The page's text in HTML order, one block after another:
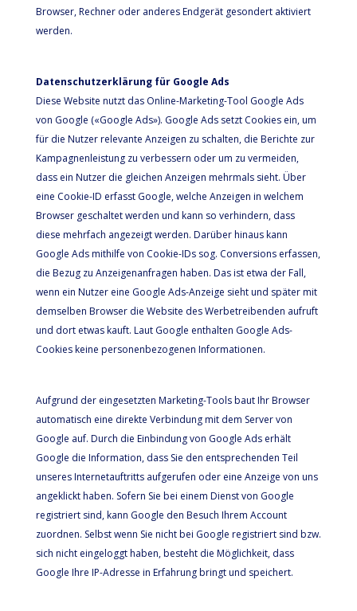
Browser, Rechner oder anderes Endgerät gesondert aktiviert
werden.
Datenschutzerklärung für Google Ads
Diese Website nutzt das Online-Marketing-Tool Google Ads
von Google («Google Ads»). Google Ads setzt Cookies ein, um
für die Nutzer relevante Anzeigen zu schalten, die Berichte zur
Kampagnenleistung zu verbessern oder um zu vermeiden,
dass ein Nutzer die gleichen Anzeigen mehrmals sieht. Über
eine Cookie-ID erfasst Google, welche Anzeigen in welchem
Browser geschaltet werden und kann so verhindern, dass
diese mehrfach angezeigt werden. Darüber hinaus kann
Google Ads mithilfe von Cookie-IDs sog. Conversions erfassen,
die Bezug zu Anzeigenanfragen haben. Das ist etwa der Fall,
wenn ein Nutzer eine Google Ads-Anzeige sieht und später mit
demselben Browser die Website des Werbetreibenden aufruft
und dort etwas kauft. Laut Google enthalten Google Ads-
Cookies keine personenbezogenen Informationen.
Aufgrund der eingesetzten Marketing-Tools baut Ihr Browser
automatisch eine direkte Verbindung mit dem Server von
Google auf. Durch die Einbindung von Google Ads erhält
Google die Information, dass Sie den entsprechenden Teil
unseres Internetauftritts aufgerufen oder eine Anzeige von uns
angeklickt haben. Sofern Sie bei einem Dienst von Google
registriert sind, kann Google den Besuch Ihrem Account
zuordnen. Selbst wenn Sie nicht bei Google registriert sind bzw.
sich nicht eingeloggt haben, besteht die Möglichkeit, dass
Google Ihre IP-Adresse in Erfahrung bringt und speichert.